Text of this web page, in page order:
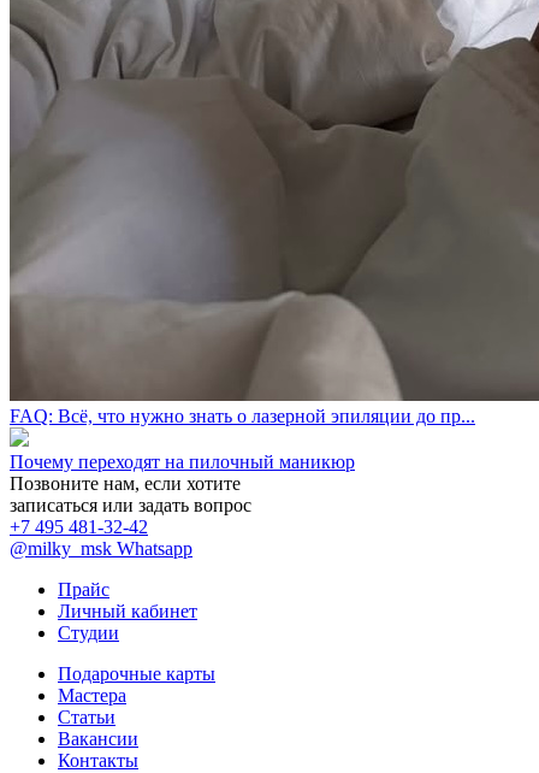
FAQ: Всё, что нужно знать о лазерной эпиляции до пр...
Почему переходят на пилочный маникюр
Позвоните нам, если хотите
записаться или задать вопрос
+7 495 481-32-42
@milky_msk Whatsapp
Прайс
Личный кабинет
Студии
Подарочные карты
Мастера
Статьи
Вакансии
Контакты